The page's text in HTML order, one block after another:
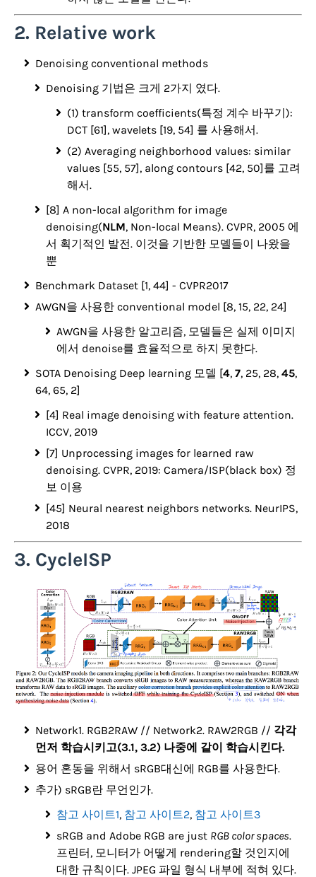
2. Relative work
Denoising conventional methods
Denoising 기법은 크게 2가지 였다.
(1) transform coefficients(특정 계수 바꾸기):
DCT [61], wavelets [19, 54] 를 사용해서.
(2) Averaging neighborhood values: similar
values [55, 57], along contours [42, 50]를 고려
해서.
[8] A non-local algorithm for image
denoising(NLM, Non-local Means). CVPR, 2005 에
서 획기적인 발전. 이것을 기반한 모델들이 나왔을
뿐
Benchmark Dataset [1, 44] - CVPR2017
AWGN을 사용한 conventional model [8, 15, 22, 24]
AWGN을 사용한 알고리즘, 모델들은 실제 이미지
에서 denoise를 효율적으로 하지 못한다.
SOTA Denoising Deep learning 모델 [4, 7, 25, 28, 45,
64, 65, 2]
[4] Real image denoising with feature attention.
ICCV, 2019
[7] Unprocessing images for learned raw
denoising. CVPR, 2019: Camera/ISP(black box) 정
보 이용
[45] Neural nearest neighbors networks. NeurIPS,
2018
3. CycleISP
Network1. RGB2RAW // Network2. RAW2RGB // 각각
먼저 학습시키고(3.1, 3.2) 나중에 같이 학습시킨다.
용어 혼동을 위해서 sRGB대신에 RGB를 사용한다.
추가) sRGB란 무언인가.
참고 사이트1, 참고 사이트2, 참고 사이트3
sRGB and Adobe RGB are just RGB color spaces.
프린터, 모니터가 어떻게 rendering할 것인지에
대한 규칙이다. JPEG 파일 형식 내부에 적혀 있다.